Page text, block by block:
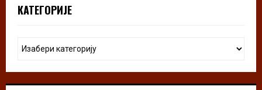
КАТЕГОРИЈЕ